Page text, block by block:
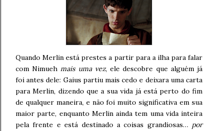
Quando Merlin está prestes a partir para a ilha para falar
com Nimuehmais uma vez, ele descobre que alguém já
foi antes dele: Gaius partiu mais cedo e deixara uma carta
para Merlin, dizendo que a sua vida já está perto do fim
de qualquer maneira, e não foi muito significativa em sua
maior parte, enquanto Merlin ainda tem uma vida inteira
pela frente e está destinado a coisas grandiosas… por